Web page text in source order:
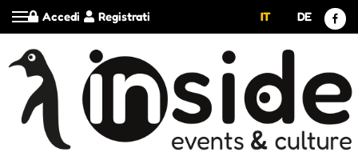
Registrati
Accedi IT DE